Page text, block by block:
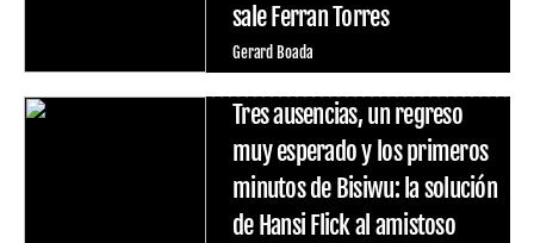
sale Ferran Torres
Gerard Boada
Tres ausencias, un regreso
muy esperado y los primeros
minutos de Bisiwu: la solución
de Hansi Flick al amistoso